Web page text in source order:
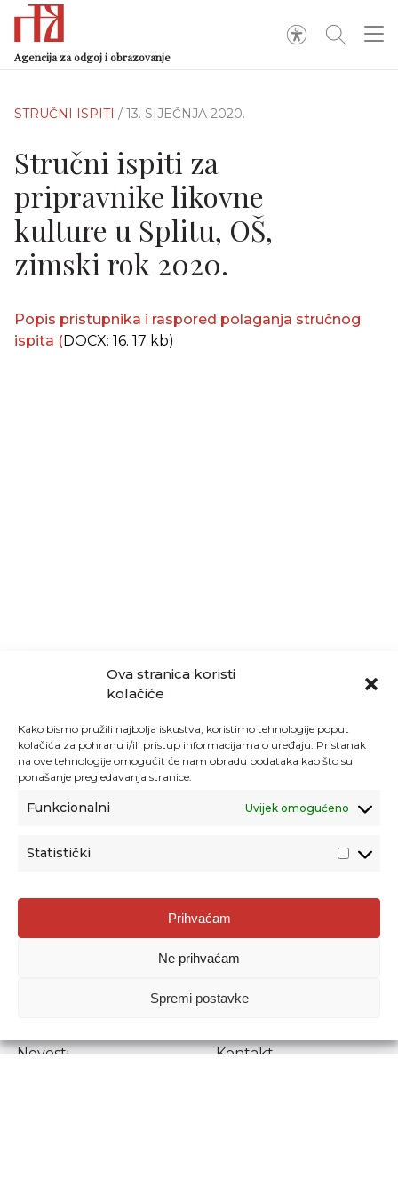
Ova stranica koristi
kolačiće
Kako bismo pružili najbolja iskustva, koristimo tehnologije poput
kolačića za pohranu i/ili pristup informacijama o uređaju. Pristanak
na ove tehnologije omogućit će nam obradu podataka kao što su
ponašanje pregledavanja stranice.
Funkcionalni Uvijek omogućeno
Statistički
Prihvaćam
Ne prihvaćam
Spremi postavke
Agencija za odgoj i obrazovanje
STRUČNI ISPITI / 13. SIJEČNJA 2020.
Stručni ispiti za
pripravnike likovne
kulture u Splitu, OŠ,
zimski rok 2020.
Popis pristupnika i raspored polaganja stručnog
ispita (DOCX: 16. 17 kb)
Agencija za odgoj i obrazovanje
Donje Svetice 38, 10000 Zagreb
1778129
Prenošenje sadržaja dopušteno je uz navođenje izvora.
Novosti
Kontakt